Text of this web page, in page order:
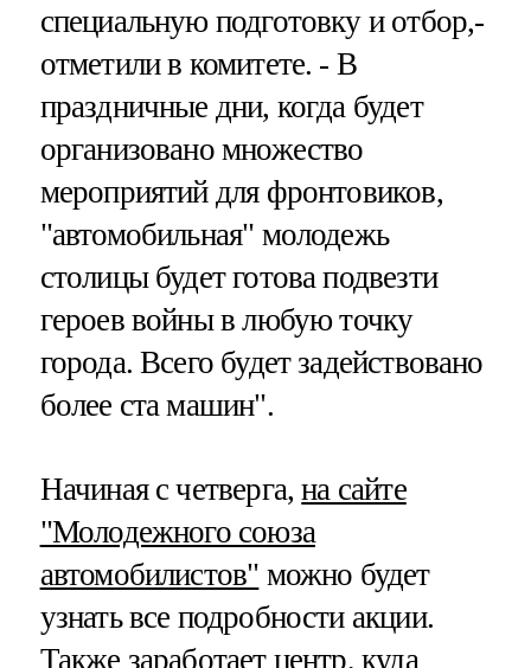
специальную подготовку и отбор,-
отметили в комитете. - В
праздничные дни, когда будет
организовано множество
мероприятий для фронтовиков,
"автомобильная" молодежь
столицы будет готова подвезти
героев войны в любую точку
города. Всего будет задействовано
более ста машин".
Начиная с четверга,на сайте
"Молодежного союза
автомобилистов" можно будет
узнать все подробности акции.
Также заработает центр, куда